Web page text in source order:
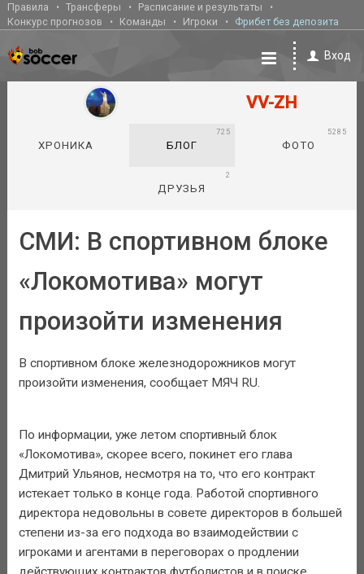
Правила Трансферы
Расписание и результаты
Конкурс прогнозов
Команды Игроки Фрибет без депозита
Вход
VV-ZH
ХРОНИКА БЛОГ
725
ФОТО
5285
ДРУЗЬЯ
2
СМИ: В спортивном блоке
«Локомотива» могут
произойти изменения
В спортивном блоке железнодорожников могут
произойти изменения, сообщает МЯЧ RU.
По информации, уже летом спортивный блок
«Локомотива», скорее всего, покинет его глава
Дмитрий Ульянов, несмотря на то, что его контракт
истекает только в конце года. Работой спортивного
директора недовольны в совете директоров в большей
степени из-за его подхода во взаимодействии с
игроками и агентами в переговорах о продлении